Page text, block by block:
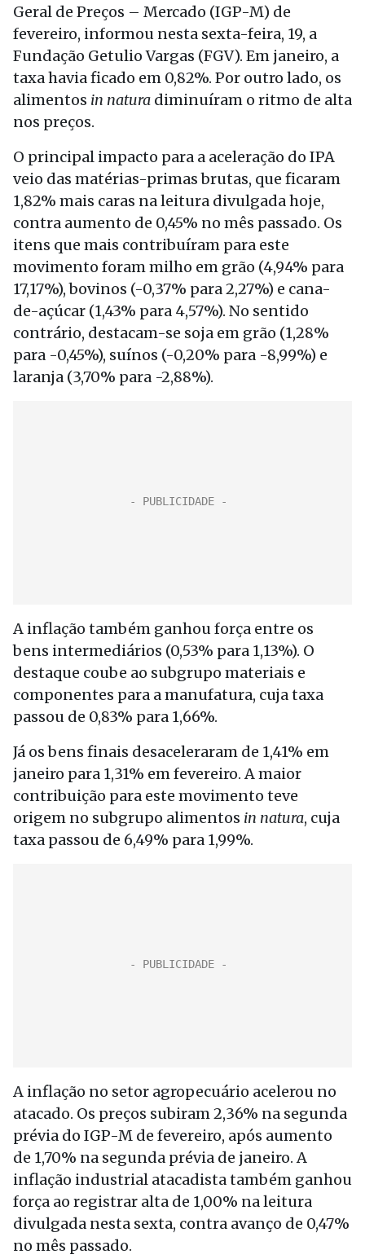
Geral de Preços – Mercado (IGP-M) de
fevereiro, informou nesta sexta-feira, 19, a
Fundação Getulio Vargas (FGV). Em janeiro, a
taxa havia ficado em 0,82%. Por outro lado, os
alimentos in natura diminuíram o ritmo de alta
nos preços.
O principal impacto para a aceleração do IPA
veio das matérias-primas brutas, que ficaram
1,82% mais caras na leitura divulgada hoje,
contra aumento de 0,45% no mês passado. Os
itens que mais contribuíram para este
movimento foram milho em grão (4,94% para
17,17%), bovinos (-0,37% para 2,27%) e cana-
de-açúcar (1,43% para 4,57%). No sentido
contrário, destacam-se soja em grão (1,28%
para -0,45%), suínos (-0,20% para -8,99%) e
laranja (3,70% para -2,88%).
A inflação também ganhou força entre os
bens intermediários (0,53% para 1,13%). O
destaque coube ao subgrupo materiais e
componentes para a manufatura, cuja taxa
passou de 0,83% para 1,66%.
Já os bens finais desaceleraram de 1,41% em
janeiro para 1,31% em fevereiro. A maior
contribuição para este movimento teve
origem no subgrupo alimentos in natura, cuja
taxa passou de 6,49% para 1,99%.
A inflação no setor agropecuário acelerou no
atacado. Os preços subiram 2,36% na segunda
prévia do IGP-M de fevereiro, após aumento
de 1,70% na segunda prévia de janeiro. A
inflação industrial atacadista também ganhou
força ao registrar alta de 1,00% na leitura
divulgada nesta sexta, contra avanço de 0,47%
no mês passado.